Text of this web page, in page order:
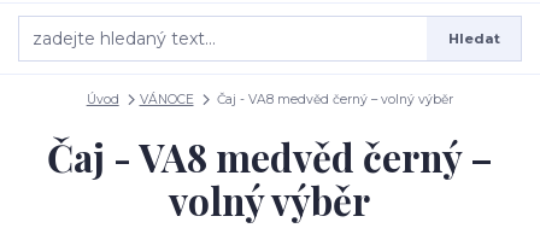
Hledat
Úvod VÁNOCE Čaj - VA8 medvěd černý – volný výběr
Čaj - VA8 medvěd černý –
volný výběr